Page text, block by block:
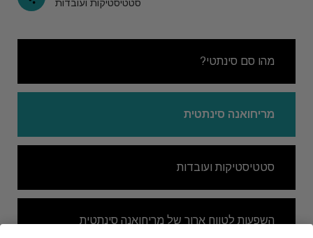
סטטיסטיקות ועובדות
מהו סם סינתטי?
מריחואנה סינתטית
סטטיסטיקות ועובדות
השפעות לטווח ארוך של מריחואנה סינתטית